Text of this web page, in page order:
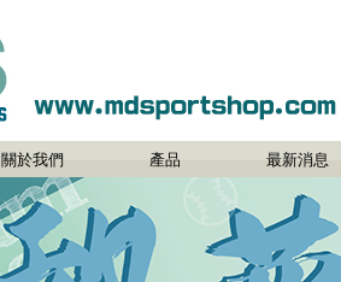
關於我們 產品 最新消息